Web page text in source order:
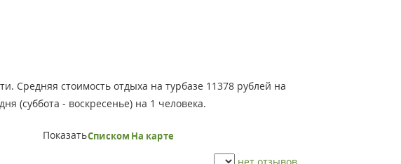
Средняя стоимость отдыха на турбазе 11378 рублей на
(суббота - воскресенье) на 1 человека.
ПоказатьСписком На карте